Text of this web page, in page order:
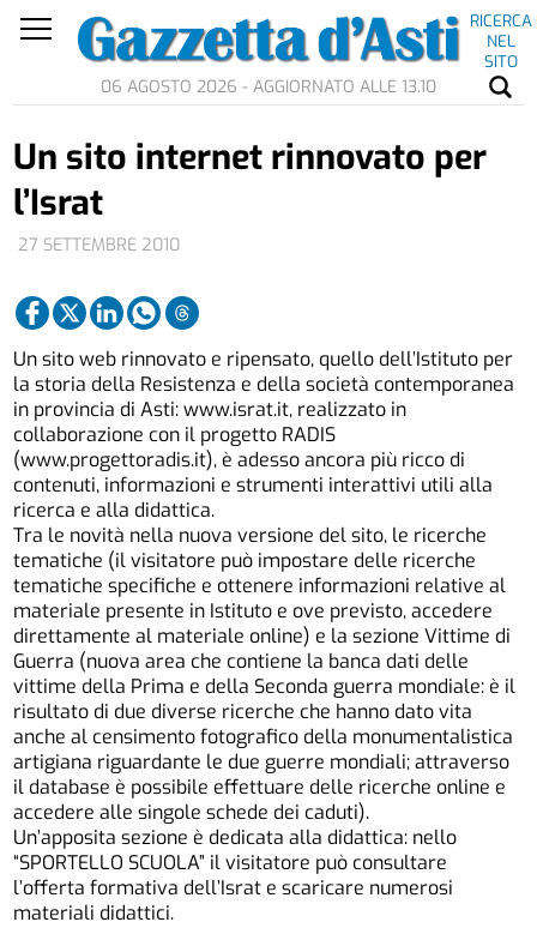
RICERCA
NEL
SITO
06 AGOSTO 2026 - AGGIORNATO ALLE 13.10
27 SETTEMBRE 2010
Un sito internet rinnovato per
l’Israt
Un sito web rinnovato e ripensato, quello dell’Istituto per
la storia della Resistenza e della società contemporanea
in provincia di Asti: www.israt.it, realizzato in
collaborazione con il progetto RADIS
(www.progettoradis.it), è adesso ancora più ricco di
contenuti, informazioni e strumenti interattivi utili alla
ricerca e alla didattica.
Tra le novità nella nuova versione del sito, le ricerche
tematiche (il visitatore può impostare delle ricerche
tematiche specifiche e ottenere informazioni relative al
materiale presente in Istituto e ove previsto, accedere
direttamente al materiale online) e la sezione Vittime di
Guerra (nuova area che contiene la banca dati delle
vittime della Prima e della Seconda guerra mondiale: è il
risultato di due diverse ricerche che hanno dato vita
anche al censimento fotografico della monumentalistica
artigiana riguardante le due guerre mondiali; attraverso
il database è possibile effettuare delle ricerche online e
accedere alle singole schede dei caduti).
Un’apposita sezione è dedicata alla didattica: nello
“SPORTELLO SCUOLA” il visitatore può consultare
l’offerta formativa dell’Israt e scaricare numerosi
materiali didattici.